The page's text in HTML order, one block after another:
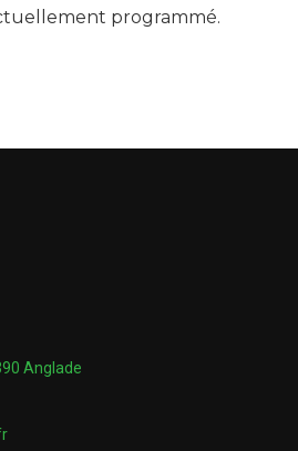
programmé.
Anglade